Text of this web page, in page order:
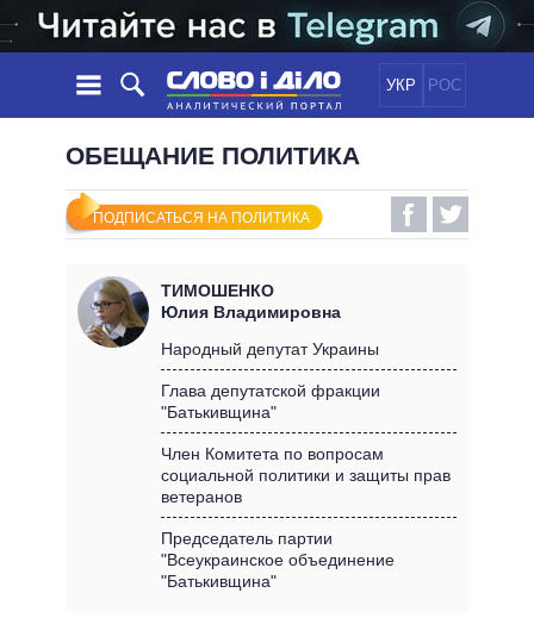
УКР РОС
НОВОСТИ
ЛЕНТА
СОБЫТИЯ
СТАТЬИ
МНЕНИЯ
ОБЗОРЫ
ДАЙДЖЕСТЫ
ПОЛИТИКА
ЭКОНОМИКА
МИР
ОБЕЩАНИЯ
ВСЕ ПОЛИТИКИ
ПРЕЗИДЕНТ И ОФИС
КАБИНЕТ МИНИСТРОВ
ГЛАВЫ ОБЛАДМИНИСТРАЦИЙ
ВСЕ ПЕРСОНЫ
ИНФОГРАФИКА
ВИДЕО
ПОДДЕРЖАТЬ
СРАВНЕНИЕ ПОЛИТИКОВ
ОБЕЩАНИЕ ПОЛИТИКА
ПОДПИСАТЬСЯ НА ПОЛИТИКА
ТИМОШЕНКО
Юлия Владимировна
Народный депутат Украины
Глава депутатской фракции
"Батькивщина"
Член Комитета по вопросам
социальной политики и защиты прав
ветеранов
Председатель партии
"Всеукраинское объединение
"Батькивщина"